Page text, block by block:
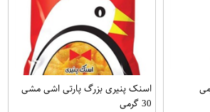
اسنک پنیری بزرگ پارتی اشی مشی
30 گرمی